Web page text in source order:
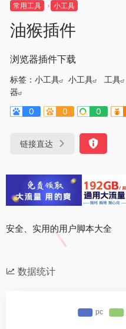
常用工具 小工具
油猴插件
浏览器插件下载
标签： 小工具 小工具 工具
器
0
0 0
链接直达
安全、实用的用户脚本大全
数据统计